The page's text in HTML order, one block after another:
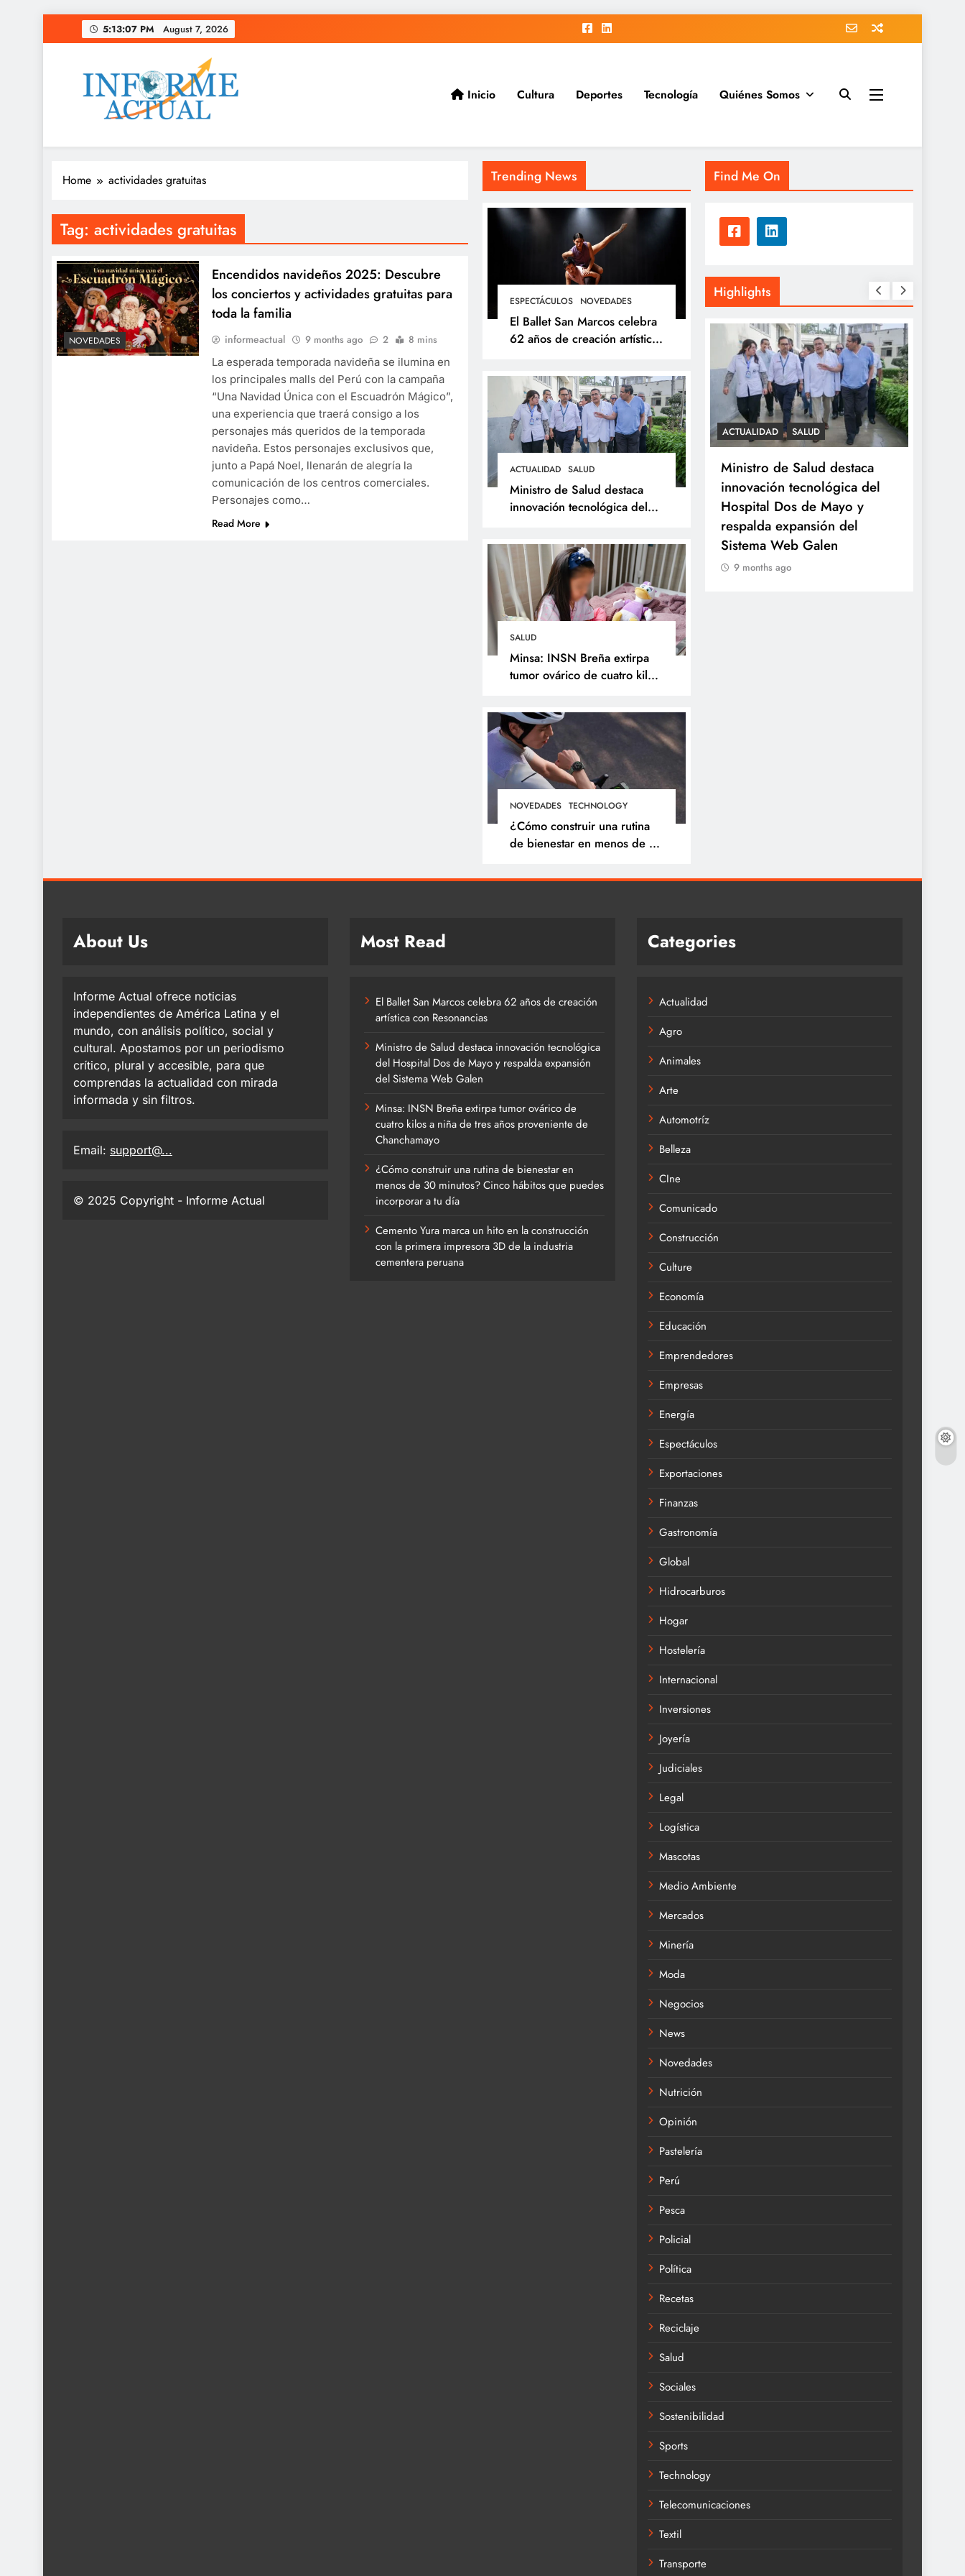
to
5:13:08 PM August 7, 2026
Informe Actual
La actualidad al instante, con veracidad y claridad.
Inicio Cultura Deportes Tecnología Quiénes Somos
Trending News
ESPECTÁCULOS NOVEDADES
El Ballet San Marcos celebra
62 años de creación artística
ACTUALIDAD SALUD
Ministro de Salud destaca
innovación tecnológica del
respalda expansión del
Sistema Web Galen
SALUD
Minsa: INSN Breña extirpa
tumor ovárico de cuatro kilos
proveniente de
Chanchamayo
NOVEDADES TECHNOLOGY
¿Cómo construir una rutina
de bienestar en menos de 30
puedes incorporar a tu día
Home actividades gratuitas
Tag: actividades gratuitas
NOVEDADES
Encendidos navideños 2025: Descubre
los conciertos y actividades gratuitas para
toda la familia
informeactual 9 months ago 2
8 mins
La esperada temporada navideña se ilumina en
los principales malls del Perú con la campaña
“Una Navidad Única con el Escuadrón Mágico”,
una experiencia que traerá consigo a los
personajes más queridos de la temporada
navideña. Estos personajes exclusivos que,
junto a Papá Noel, llenarán de alegría la
comunicación de los centros comerciales.
Personajes como…
Read More
Find Me On
Highlights
ESPECTÁCULOS NOVEDADES
El Ballet San Marcos celebra
62 años de creación artística
con Resonancias
ACTUALIDAD SALUD
Ministro de Salud destaca
innovación tecnológica del
Hospital Dos de Mayo y
respalda expansión del
Sistema Web Galen
9 months ago
About Us
Informe Actual ofrece noticias
independientes de América Latina y el
mundo, con análisis político, social y
cultural. Apostamos por un periodismo
crítico, plural y accesible, para que
comprendas la actualidad con mirada
informada y sin filtros.
Email: support@...
© 2025 Copyright - Informe Actual
Most Read
El Ballet San Marcos celebra 62 años de creación
artística con Resonancias
Ministro de Salud destaca innovación tecnológica
del Hospital Dos de Mayo y respalda expansión
del Sistema Web Galen
Minsa: INSN Breña extirpa tumor ovárico de
cuatro kilos a niña de tres años proveniente de
Chanchamayo
¿Cómo construir una rutina de bienestar en
menos de 30 minutos? Cinco hábitos que puedes
incorporar a tu día
Cemento Yura marca un hito en la construcción
con la primera impresora 3D de la industria
cementera peruana
Categories
Actualidad
Agro
Animales
Arte
Automotríz
Belleza
CIne
Comunicado
Construcción
Culture
Economía
Educación
Emprendedores
Empresas
Energía
Espectáculos
Exportaciones
Finanzas
Gastronomía
Global
Hidrocarburos
Hogar
Hostelería
Internacional
Inversiones
Joyería
Judiciales
Legal
Logística
Mascotas
Medio Ambiente
Mercados
Minería
Moda
Negocios
News
Novedades
Nutrición
Opinión
Pastelería
Perú
Pesca
Policial
Política
Recetas
Reciclaje
Salud
Sociales
Sostenibilidad
Sports
Technology
Telecomunicaciones
Textil
Transporte